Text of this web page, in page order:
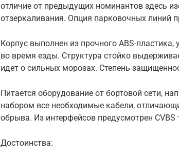
отличие от предыдущих номинантов здесь
отзеркаливания. Опция парковочных линий
Корпус выполнен из прочного ABS-
во время езды. Структура стойко
идет о сильных морозах. Степень
Питается оборудование от бортовой сети,
набором все необходимые кабели,
обрыва. Из интерфейсов предусмотрен CVBS
Достоинства: